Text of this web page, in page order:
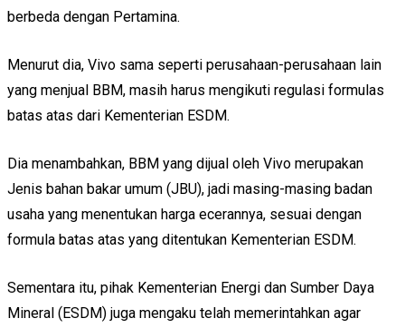
berbeda dengan Pertamina.
Menurut dia, Vivo sama seperti perusahaan-perusahaan lain
yang menjual BBM, masih harus mengikuti regulasi formulas
batas atas dari Kementerian ESDM.
Dia menambahkan, BBM yang dijual oleh Vivo merupakan
Jenis bahan bakar umum (JBU), jadi masing-masing badan
usaha yang menentukan harga ecerannya, sesuai dengan
formula batas atas yang ditentukan Kementerian ESDM.
Sementara itu, pihak Kementerian Energi dan Sumber Daya
Mineral (ESDM) juga mengaku telah memerintahkan agar